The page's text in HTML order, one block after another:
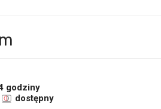
godziny
dostępny